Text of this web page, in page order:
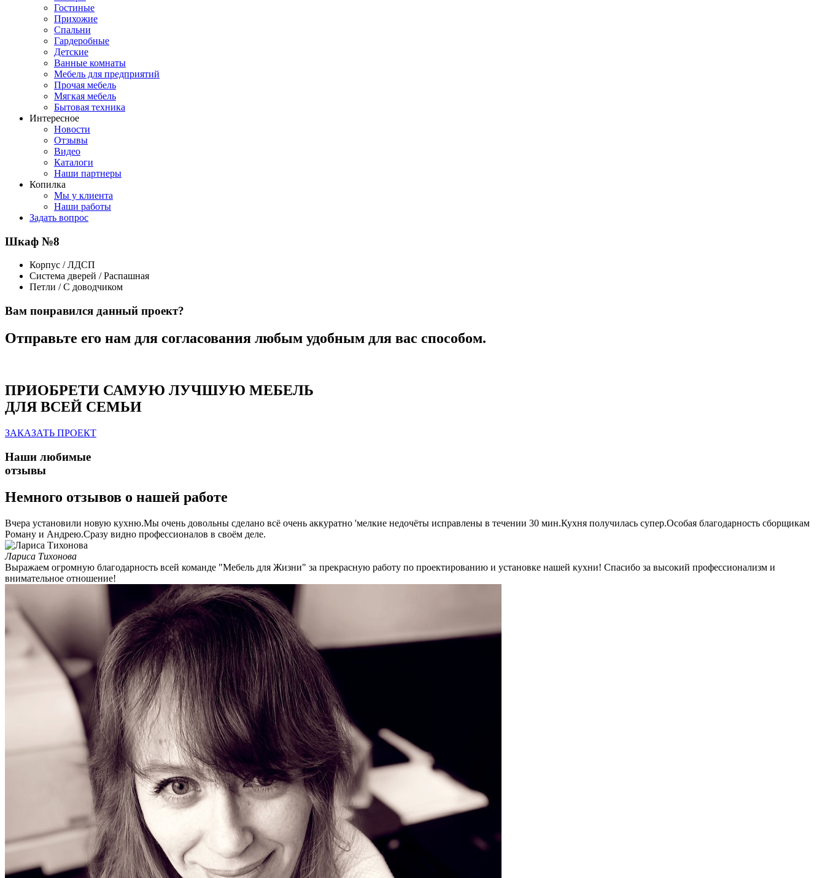
Гостиные
Прихожие
Спальни
Гардеробные
Детские
Ванные комнаты
Мебель для предприятий
Прочая мебель
Мягкая мебель
Бытовая техника
Интересное
Новости
Отзывы
Видео
Каталоги
Наши партнеры
Копилка
Мы у клиента
Наши работы
Задать вопрос
Шкаф №8
Корпус / ЛДСП
Система дверей / Распашная
Петли / С доводчиком
Вам понравился данный проект?
Отправьте его нам для согласования любым удобным для вас способом.
ПРИОБРЕТИ САМУЮ ЛУЧШУЮ МЕБЕЛЬ
ДЛЯ ВСЕЙ СЕМЬИ
ЗАКАЗАТЬ ПРОЕКТ
Наши любимые
отзывы
Немного отзывов о нашей работе
Вчера установили новую кухню.Мы очень довольны сделано всё очень аккуратно 'мелкие недочёты исправлены в течении 30 мин.Кухня получилась супер.Особая благодарность сборщикам
Роману и Андрею.Сразу видно профессионалов в своём деле.
Лариса Тихонова
Выражаем огромную благодарность всей команде "Мебель для Жизни" за прекрасную работу по проектированию и установке нашей кухни! Спасибо за высокий профессионализм и
внимательное отношение!